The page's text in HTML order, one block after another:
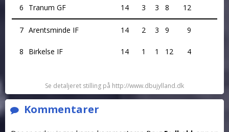
6 Tranum GF 14 3 3 8 12
7 Arentsminde IF 14 2 3 9 9
8 Birkelse IF 14 1 1 12 4
Se detaljeret stilling på http://www.dbujylland.dk
Kommentarer